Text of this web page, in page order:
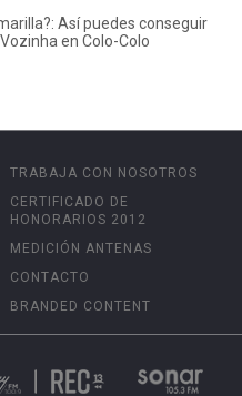
Así puedes conseguir
en Colo-Colo
TRABAJA CON NOSOTROS
CERTIFICADO DE
HONORARIOS 2012
MEDICIÓN ANTENAS
CONTACTO
BRANDED CONTENT